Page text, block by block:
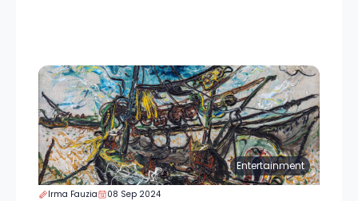
Entertainment
Irma Fauzia 08 Sep 2024